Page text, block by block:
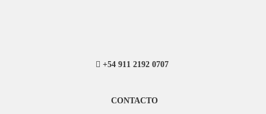
+54 911 2192 0707
CONTACTO